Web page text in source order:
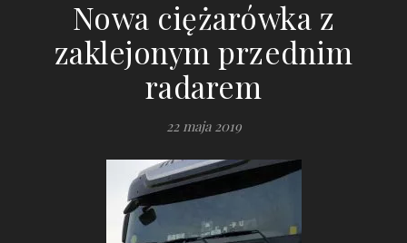
Nowa ciężarówka z
zaklejonym przednim
radarem
22 maja 2019